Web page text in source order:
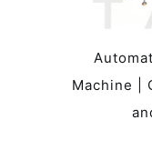
Machine |